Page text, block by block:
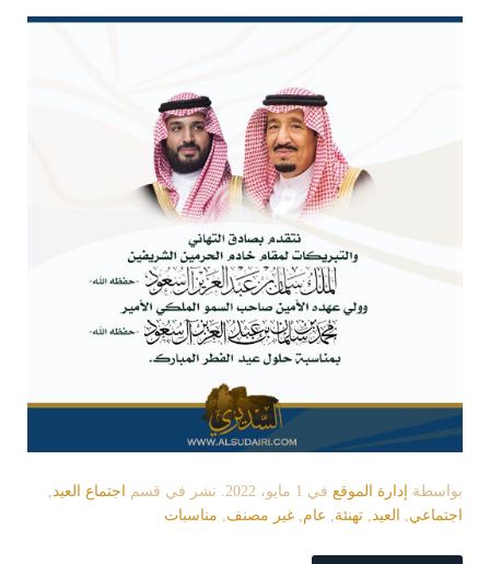
بواسطة إدارة الموقع في 1 مايو، 2022 . نشر في قسم اجتماع العيد,
اجتماعي, العيد, تهنئة, عام, غير مصنف, مناسبات